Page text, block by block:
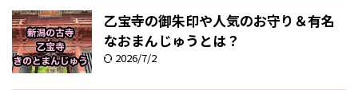
乙宝寺の御朱印や人気のお守り＆有名
なおまんじゅうとは？
2026/7/2